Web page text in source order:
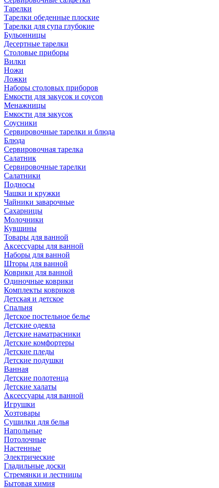
Тарелки
Тарелки обеденные плоские
Тарелки для супа глубокие
Бульонницы
Десертные тарелки
Столовые приборы
Вилки
Ножи
Ложки
Наборы столовых приборов
Емкости для закусок и соусов
Менажницы
Емкости для закусок
Соусники
Сервировочные тарелки и блюда
Блюда
Сервировочная тарелка
Салатник
Сервировочные тарелки
Салатники
Подносы
Чашки и кружки
Чайники заварочные
Сахарницы
Молочники
Кувшины
Товары для ванной
Аксессуары для ванной
Наборы для ванной
Шторы для ванной
Коврики для ванной
Одиночные коврики
Комплекты ковриков
Детская и детское
Спальня
Детское постельное белье
Детские одеяла
Детские наматрасники
Детские комфортеры
Детские пледы
Детские подушки
Ванная
Детские полотенца
Детские халаты
Аксессуары для ванной
Игрушки
Хозтовары
Сушилки для белья
Напольные
Потолочные
Настенные
Электрические
Гладильные доски
Стремянки и лестницы
Бытовая химия